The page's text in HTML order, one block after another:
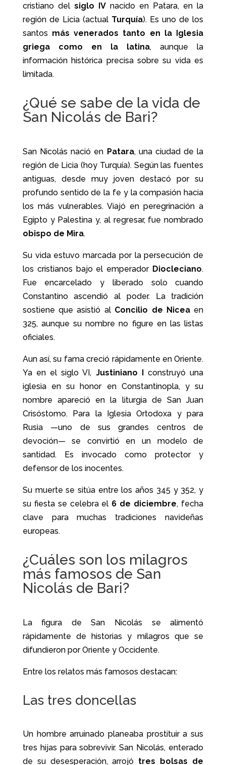
cristiano del siglo IVnacido en Patara, en la
región de Licia (actual Turquía). Es uno de los
santos más venerados tanto en la Iglesia
griega como en la latina, aunque la
información histórica precisa sobre su vida es
limitada.
¿Qué se sabe de la vida de
San Nicolás de Bari?
San Nicolás nació en Patara, una ciudad de la
región de Licia (hoy Turquía). Según las fuentes
antiguas, desde muy joven destacó por su
profundo sentido de la fe y la compasión hacia
los más vulnerables. Viajó en peregrinación a
Egipto y Palestina y, al regresar, fue nombrado
obispo de Mira.
Su vida estuvo marcada por la persecución de
los cristianos bajo el emperador Diocleciano.
Fue encarcelado y liberado solo cuando
Constantino ascendió al poder. La tradición
sostiene que asistió al Concilio de Niceaen
325, aunque su nombre no figure en las listas
oficiales.
Aun así, su fama creció rápidamente en Oriente.
Ya en el siglo VI, Justiniano Iconstruyó una
iglesia en su honor en Constantinopla, y su
nombre apareció en la liturgia de San Juan
Crisóstomo. Para la Iglesia Ortodoxa y para
Rusia —uno de sus grandes centros de
devoción— se convirtió en un modelo de
santidad. Es invocado como protector y
defensor de los inocentes.
Su muerte se sitúa entre los años 345 y 352, y
su fiesta se celebra el 6 de diciembre, fecha
clave para muchas tradiciones navideñas
europeas.
¿Cuáles son los milagros
más famosos de San
Nicolás de Bari?
La figura de San Nicolás se alimentó
rápidamente de historias y milagros que se
difundieron por Oriente y Occidente.
Entre los relatos más famosos destacan:
Las tres doncellas
Un hombre arruinado planeaba prostituir a sus
tres hijas para sobrevivir. San Nicolás, enterado
de su desesperación, arrojó tres bolsas de